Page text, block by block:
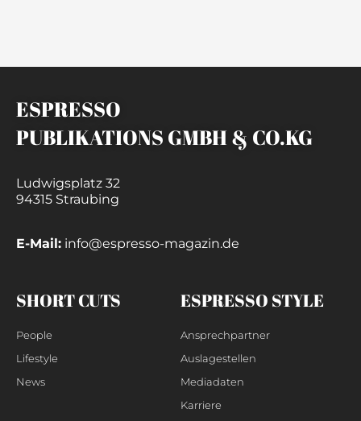
ESPRESSO
PUBLIKATIONS GMBH & CO.KG
Ludwigsplatz 32
94315 Straubing
E-Mail: info@espresso-magazin.de
SHORT CUTS
People
Lifestyle
News
ESPRESSO STYLE
Ansprechpartner
Auslagestellen
Mediadaten
Karriere